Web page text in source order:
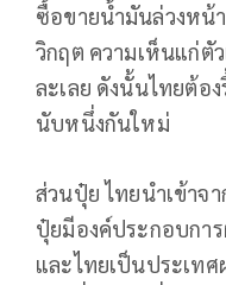
ซื้อขายน้ำมันล่วงหน้
วิกฤต ความเห็นแก่ตั
ละเลย ดังนั้นไทยต้อ
นับหนึ่งกันใหม่
ส่วนปุ๋ย ไทยนำเข้าจ
ปุ๋ยมีองค์ประกอบกา
และไทยเป็นประเท